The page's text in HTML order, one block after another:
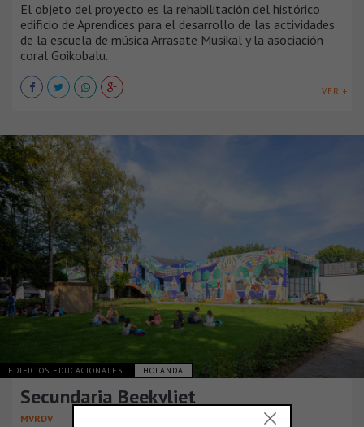
El objeto del proyecto es la rehabilitación del histórico
edificio de Aprendices para el desarrollo de las actividades
de la escuela de música Arrasate Musikal y la asociación
coral Goikobalu.
VER +
EDIFICIOS EDUCACIONALES HOLANDA
Secundaria Beekvliet
MVRDV